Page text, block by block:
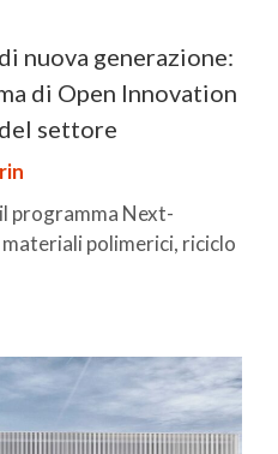
nuova generazione:
di Open Innovation
settore
programma Next-
polimerici, riciclo